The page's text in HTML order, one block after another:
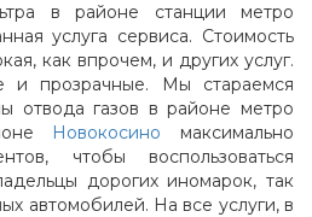
в районе станции метро
услуга сервиса. Стоимость
как впрочем, и других услуг.
и прозрачные. Мы стараемся
отвода газов в районе метро
Новокосино максимально
чтобы воспользоваться
дорогих иномарок, так
автомобилей. На все услуги, в